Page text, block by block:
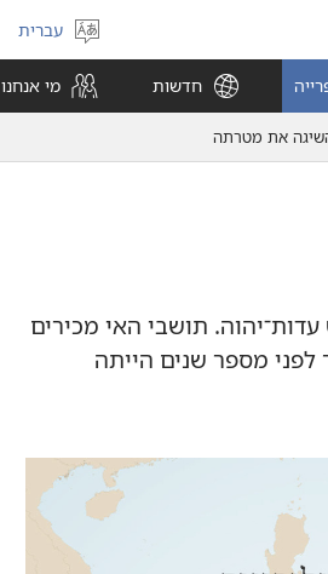
בחר
שפה
עברית
חדשות מי אנחנו
את מטרתה
תושבי האי מכירים
מספר שנים הייתה